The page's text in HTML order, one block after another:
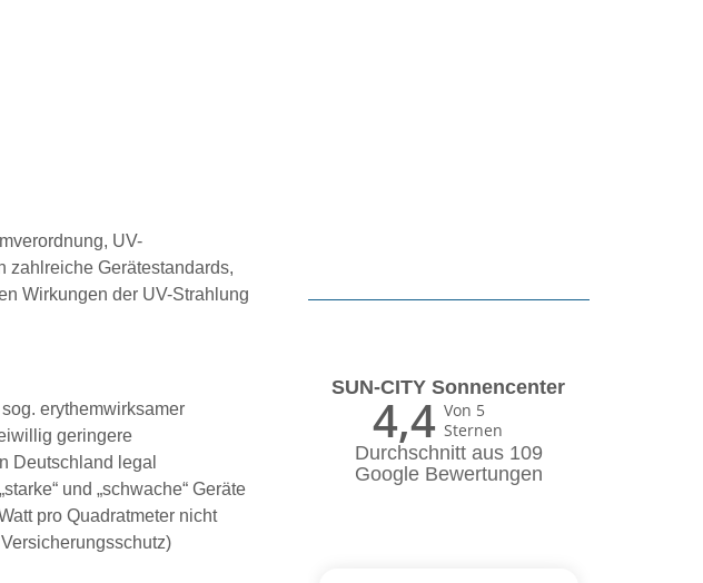
UV-
zahlreiche Gerätestandards,
Wirkungen der UV-Strahlung
erythemwirksamer
geringere
Deutschland legal
und „schwache“ Geräte
pro Quadratmeter nicht
SUN-CITY Sonnencenter
4,4 Von 5
Sternen
Durchschnitt aus 109
Google Bewertungen